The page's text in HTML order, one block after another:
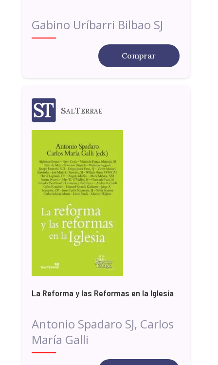
Gabino Uríbarri Bilbao SJ
Comprar
SalTerrae
La Reforma y las Reformas en la Iglesia
Antonio Spadaro SJ, Carlos
María Galli